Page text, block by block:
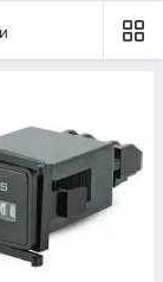
Якщо